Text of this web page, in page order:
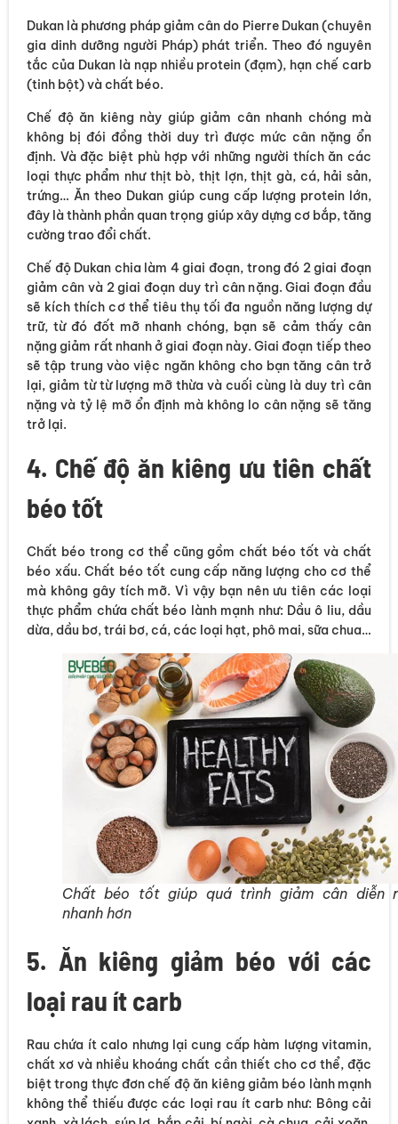
Dukan là phương pháp giảm cân do Pierre Dukan (chuyên
gia dinh dưỡng người Pháp) phát triển. Theo đó nguyên
tắc của Dukan là nạp nhiều protein (đạm), hạn chế carb
(tinh bột) và chất béo.
Chế độ ăn kiêng này giúp giảm cân nhanh chóng mà
không bị đói đồng thời duy trì được mức cân nặng ổn
định. Và đặc biệt phù hợp với những người thích ăn các
loại thực phẩm như thịt bò, thịt lợn, thịt gà, cá, hải sản,
trứng… Ăn theo Dukan giúp cung cấp lượng protein lớn,
đây là thành phần quan trọng giúp xây dựng cơ bắp, tăng
cường trao đổi chất.
Chế độ Dukan chia làm 4 giai đoạn, trong đó 2 giai đoạn
giảm cân và 2 giai đoạn duy trì cân nặng. Giai đoạn đầu
sẽ kích thích cơ thể tiêu thụ tối đa nguồn năng lượng dự
trữ, từ đó đốt mỡ nhanh chóng, bạn sẽ cảm thấy cân
nặng giảm rất nhanh ở giai đoạn này. Giai đoạn tiếp theo
sẽ tập trung vào việc ngăn không cho bạn tăng cân trở
lại, giảm từ từ lượng mỡ thừa và cuối cùng là duy trì cân
nặng và tỷ lệ mỡ ổn định mà không lo cân nặng sẽ tăng
trở lại.
4. Chế độ ăn kiêng ưu tiên chất
béo tốt
Chất béo trong cơ thể cũng gồm chất béo tốt và chất
béo xấu. Chất béo tốt cung cấp năng lượng cho cơ thể
mà không gây tích mỡ. Vì vậy bạn nên ưu tiên các loại
thực phẩm chứa chất béo lành mạnh như: Dầu ô liu, dầu
dừa, dầu bơ, trái bơ, cá, các loại hạt, phô mai, sữa chua…
Chất béo tốt giúp quá trình giảm cân diễn
nhanh hơn
5. Ăn kiêng giảm béo với các
loại rau ít carb
Rau chứa ít calo nhưng lại cung cấp hàm lượng vitamin,
chất xơ và nhiều khoáng chất cần thiết cho cơ thể, đặc
biệt trong thực đơn chế độ ăn kiêng giảm béo lành mạnh
không thể thiếu được các loại rau ít carb như: Bông cải